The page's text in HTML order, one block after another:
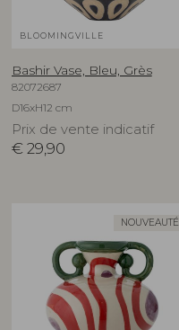
BLOOMINGVILLE
Bashir Vase, Bleu, Grès
82072687
D16xH12 cm
Prix de vente indicatif
€ 29,90
NOUVEAUTÉ